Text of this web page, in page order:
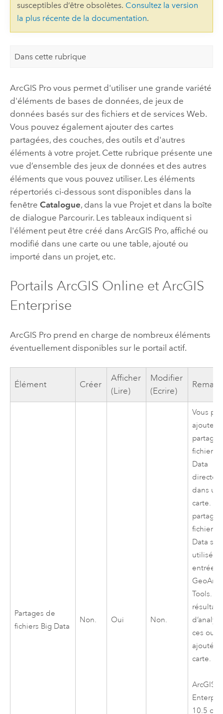
susceptibles d’être obsolètes. Consultez la version
la plus récente de la documentation.
Dans cette rubrique
ArcGIS Provous permet d'utiliser une grande variété
d'éléments de bases de données, de jeux de
données basés sur des fichiers et de services Web.
Vous pouvez également ajouter des cartes
partagées, des couches, des outils et d'autres
éléments à votre projet. Cette rubrique présente une
vue d’ensemble des jeux de données et des autres
éléments que vous pouvez utiliser. Les éléments
répertoriés ci-dessous sont disponibles dans la
fenêtre Catalogue, dans la vue Projet et dans la boîte
de dialogue Parcourir. Les tableaux indiquent si
l'élément peut être créé dans ArcGIS Pro, affiché ou
modifié dans une carte ou une table, ajouté ou
importé dans un projet, etc.
Portails ArcGIS Online et ArcGIS
Enterprise
ArcGIS Proprend en charge de nombreux éléments
éventuellement disponibles sur le portail actif.
Élément Créer
Afficher
(Lire)
Modifier
(Ecrire)
Partages de
fichiers Big Data
Non. Oui Non.
Vous
ajouter
fichiers
Data
dans
carte.
fichiers
Data
utilisés
entrée
Tools.
résultats
ces
ajoutés
carte.
ArcGIS
10.5 ou